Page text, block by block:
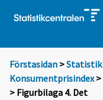
Förstasidan >Statistik
Konsumentprisindex>
> Figurbilaga 4. Det